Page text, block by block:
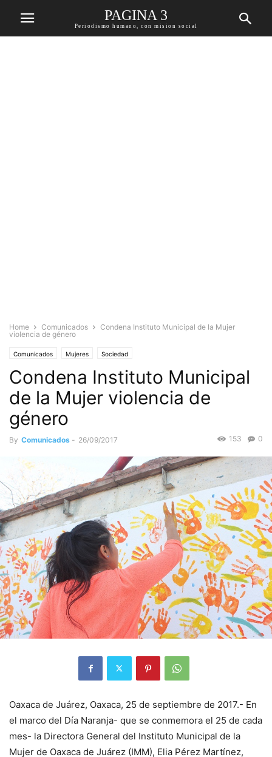
PAGINA 3
Periodismo humano, con mision social
Home Comunicados
Condena Instituto Municipal de la Mujer
violencia de género
Comunicados Mujeres Sociedad
Condena Instituto Municipal
de la Mujer violencia de
género
By Comunicados - 26/09/2017 0
153
Oaxaca de Juárez, Oaxaca, 25 de septiembre de 2017.- En
el marco del Día Naranja- que se conmemora el 25 de cada
mes- la Directora General del Instituto Municipal de la
Mujer de Oaxaca de Juárez (IMM), Elia Pérez Martínez,